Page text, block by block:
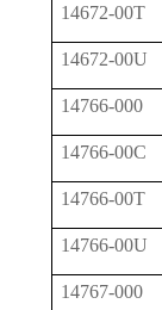
14672-00T
14672-00U
14766-000
14766-00C
14766-00T
14766-00U
14767-000